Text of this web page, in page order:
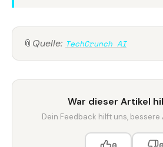
📎 Quelle: TechCrunch AI
War dieser Artikel
Dein Feedback hilft uns, bessere